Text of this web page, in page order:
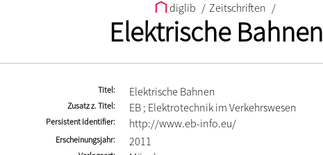
diglib / Zeitschriften /
Elektrische Bahnen
Titel Elektrische Bahnen
Zusatz z. Titel EB ; Elektrotechnik im Verkehrswesen
Persistent Identifier http://www.eb-info.eu/
Erscheinungsjahr 2011